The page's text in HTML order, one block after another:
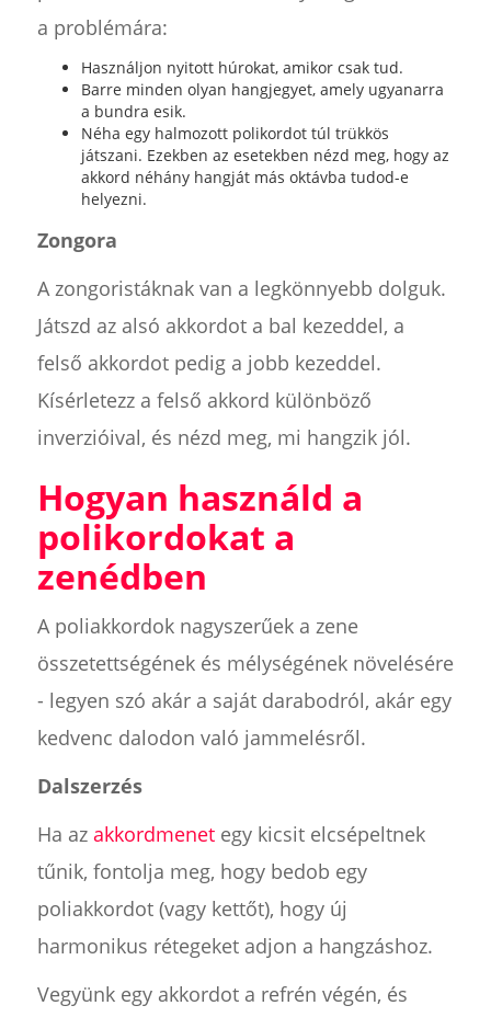
a problémára:
Használjon nyitott húrokat, amikor csak tud.
Barre minden olyan hangjegyet, amely ugyanarra
a bundra esik.
Néha egy halmozott polikordot túl trükkös
játszani. Ezekben az esetekben nézd meg, hogy az
akkord néhány hangját más oktávba tudod-e
helyezni.
Zongora
A zongoristáknak van a legkönnyebb dolguk.
Játszd az alsó akkordot a bal kezeddel, a
felső akkordot pedig a jobb kezeddel.
Kísérletezz a felső akkord különböző
inverzióival, és nézd meg, mi hangzik jól.
Hogyan használd a
polikordokat a
zenédben
A poliakkordok nagyszerűek a zene
összetettségének és mélységének növelésére
- legyen szó akár a saját darabodról, akár egy
kedvenc dalodon való jammelésről.
Dalszerzés
Ha az akkordmenetegy kicsit elcsépeltnek
tűnik, fontolja meg, hogy bedob egy
poliakkordot (vagy kettőt), hogy új
harmonikus rétegeket adjon a hangzáshoz.
Vegyünk egy akkordot a refrén végén, és